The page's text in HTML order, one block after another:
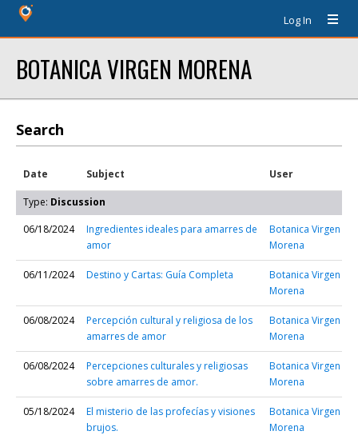
Log In
BOTANICA VIRGEN MORENA
Search
Date Subject User
Type: Discussion
06/18/2024
Ingredientes ideales para amarres de
amor
Botanica Virgen
Morena
06/11/2024 Destino y Cartas: Guía Completa
Botanica Virgen
Morena
06/08/2024
Percepción cultural y religiosa de los
amarres de amor
Botanica Virgen
Morena
06/08/2024
Percepciones culturales y religiosas
sobre amarres de amor.
Botanica Virgen
Morena
05/18/2024
El misterio de las profecías y visiones
brujos.
Botanica Virgen
Morena